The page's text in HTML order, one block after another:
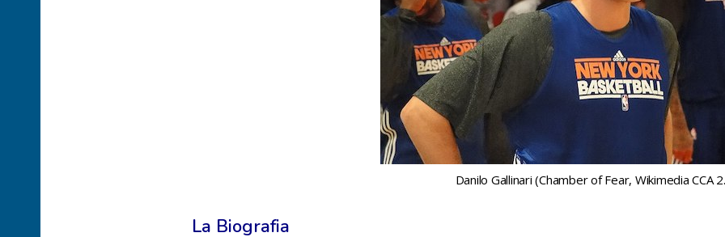
Danilo Gallinari (Chamber of Fear, Wikimedia CCA
La Biografia